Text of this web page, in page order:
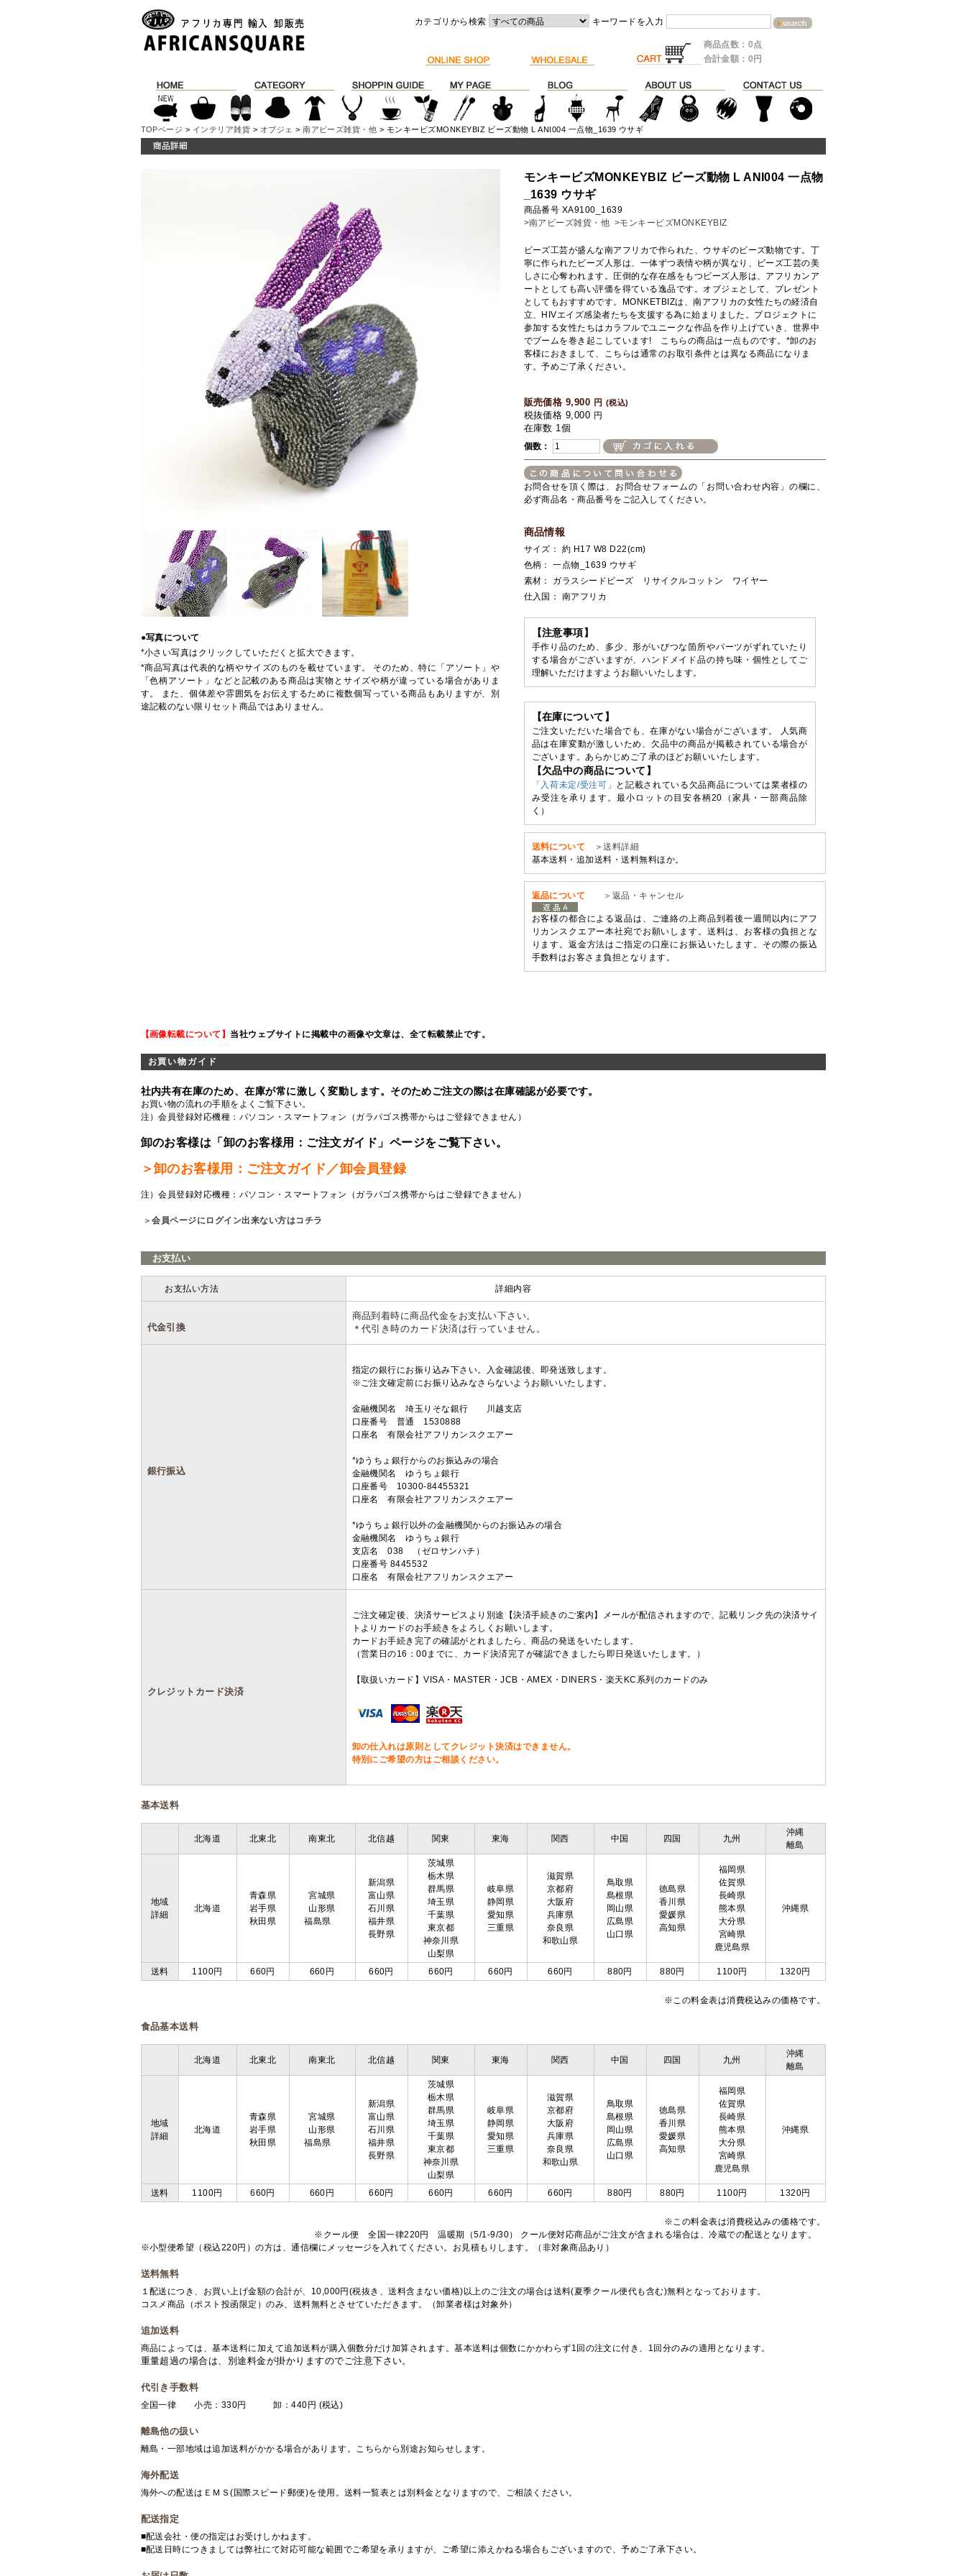
カテゴリから検索 キーワードを入力
商品点数：0点
合計金額：0円
TOPページ > インテリア雑貨 > オブジェ >南アビーズ雑貨・他 > モンキービズMONKEYBIZ ビーズ動物 L ANI004 一点物_1639 ウサギ
●写真について
*小さい写真はクリックしていただくと拡大できます。
*商品写真は代表的な柄やサイズのものを載せています。 そのため、特に「アソート」や
「色柄アソート」などと記載のある商品は実物とサイズや柄が違っている場合がありま
す。 また、個体差や雰囲気をお伝えするために複数個写っている商品もありますが、別
途記載のない限りセット商品ではありません。
モンキービズMONKEYBIZ ビーズ動物 L ANI004 一点物
_1639 ウサギ
商品番号 XA9100_1639
>南アビーズ雑貨・他 >モンキービズMONKEYBIZ
ビーズ工芸が盛んな南アフリカで作られた、ウサギのビーズ動物です。丁
寧に作られたビーズ人形は、一体ずつ表情や柄が異なり、ビーズ工芸の美
しさに心奪われます。圧倒的な存在感をもつビーズ人形は、アフリカンア
ートとしても高い評価を得ている逸品です。オブジェとして、プレゼント
としてもおすすめです。MONKETBIZは、南アフリカの女性たちの経済自
立、HIVエイズ感染者たちを支援する為に始まりました。プロジェクトに
参加する女性たちはカラフルでユニークな作品を作り上げていき、世界中
でブームを巻き起こしています! こちらの商品は一点ものです。*卸のお
客様におきまして、こちらは通常のお取引条件とは異なる商品になりま
す。予めご了承ください。
販売価格 9,900 円 (税込)
税抜価格 9,000 円
在庫数 1個
個数：
お問合せを頂く際は、お問合せフォームの「お問い合わせ内容」の欄に、
必ず商品名・商品番号をご記入してください。
商品情報
サイズ： 約 H17 W8 D22(cm)
色柄： 一点物_1639 ウサギ
素材： ガラスシードビーズ リサイクルコットン ワイヤー
仕入国： 南アフリカ
【注意事項】
手作り品のため、多少、形がいびつな箇所やパーツがずれていたり
する場合がございますが、ハンドメイド品の持ち味・個性としてご
理解いただけますようお願いいたします。
【在庫について】
ご注文いただいた場合でも、在庫がない場合がございます。 人気商
品は在庫変動が激しいため、欠品中の商品が掲載されている場合が
ございます。あらかじめご了承のほどお願いいたします。
【欠品中の商品について】
「入荷未定/受注可」
と記載されている欠品商品については業者様の
み受注を承ります。最小ロットの目安各柄20（家具・一部商品除
く）
送料について
＞送料詳細
基本送料・追加送料・送料無料ほか。
返品について ＞返品・キャンセル
お客様の都合による返品は、ご連絡の上商品到着後一週間以内にアフ
リカンスクエアー本社宛でお願いします。送料は、お客様の負担とな
ります。返金方法はご指定の口座にお振込いたします。その際の振込
手数料はお客さま負担となります。
【画像転載について】 当社ウェブサイトに掲載中の画像や文章は、全て転載禁止です。
お買い物ガイド
社内共有在庫のため、在庫が常に激しく変動します。そのためご注文の際は在庫確認が必要です。
お買い物の流れの手順をよくご覧下さい。
注）会員登録対応機種：パソコン・スマートフォン（ガラパゴス携帯からはご登録できません）
卸のお客様は「卸のお客様用：ご注文ガイド」ページをご覧下さい。
＞卸のお客様用：ご注文ガイド／卸会員登録
注）会員登録対応機種：パソコン・スマートフォン（ガラパゴス携帯からはご登録できません）
＞会員ページにログイン出来ない方はコチラ
お支払い
お支払い方法 詳細内容
代金引換
商品到着時に商品代金をお支払い下さい。
＊代引き時のカード決済は行っていません。
銀行振込
指定の銀行にお振り込み下さい。入金確認後、即発送致します。
※ご注文確定前にお振り込みなさらないようお願いいたします。
金融機関名 埼玉りそな銀行 川越支店
口座番号 普通 1530888
口座名 有限会社アフリカンスクエアー
*ゆうちょ銀行からのお振込みの場合
金融機関名 ゆうちょ銀行
口座番号 10300-84455321
口座名 有限会社アフリカンスクエアー
*ゆうちょ銀行以外の金融機関からのお振込みの場合
金融機関名 ゆうちょ銀行
支店名 038 （ゼロサンハチ）
口座番号 8445532
口座名 有限会社アフリカンスクエアー
クレジットカード決済
ご注文確定後、決済サービスより別途【決済手続きのご案内】メールが配信されますので、記載リンク先の決済サイ
トよりカードのお手続きをよろしくお願いします。
カードお手続き完了の確認がとれましたら、商品の発送をいたします。
（営業日の16：00までに、カード決済完了が確認できましたら即日発送いたします。）
【取扱いカード】VISA・MASTER・JCB・AMEX・DINERS・楽天KC系列のカードのみ
卸の仕入れは原則としてクレジット決済はできません。
特別にご希望の方はご相談ください。
基本送料
北海道 北東北 南東北 北信越 関東 東海 関西 中国 四国 九州
沖縄
離島
地域
詳細
北海道
青森県
岩手県
秋田県
宮城県
山形県
福島県
新潟県
富山県
石川県
福井県
長野県
茨城県
栃木県
群馬県
埼玉県
千葉県
東京都
神奈川県
山梨県
岐阜県
静岡県
愛知県
三重県
滋賀県
京都府
大阪府
兵庫県
奈良県
和歌山県
鳥取県
島根県
岡山県
広島県
山口県
徳島県
香川県
愛媛県
高知県
福岡県
佐賀県
長崎県
熊本県
大分県
宮崎県
鹿児島県
沖縄県
送料 1100円 660円 660円 660円 660円 660円 660円 880円 880円 1100円 1320円
※この料金表は消費税込みの価格です。
食品基本送料
北海道 北東北 南東北 北信越 関東 東海 関西 中国 四国 九州
沖縄
離島
地域
詳細
北海道
青森県
岩手県
秋田県
宮城県
山形県
福島県
新潟県
富山県
石川県
福井県
長野県
茨城県
栃木県
群馬県
埼玉県
千葉県
東京都
神奈川県
山梨県
岐阜県
静岡県
愛知県
三重県
滋賀県
京都府
大阪府
兵庫県
奈良県
和歌山県
鳥取県
島根県
岡山県
広島県
山口県
徳島県
香川県
愛媛県
高知県
福岡県
佐賀県
長崎県
熊本県
大分県
宮崎県
鹿児島県
沖縄県
送料 1100円 660円 660円 660円 660円 660円 660円 880円 880円 1100円 1320円
※この料金表は消費税込みの価格です。
※クール便 全国一律220円 温暖期（5/1-9/30） クール便対応商品がご注文が含まれる場合は、冷蔵での配送となります。
※小型便希望（税込220円）の方は、通信欄にメッセージを入れてください。お見積もりします。（非対象商品あり）
送料無料
１配送につき、お買い上げ金額の合計が、10,000円(税抜き、送料含まない価格)以上のご注文の場合は送料(夏季クール便代も含む)無料となっております。
コスメ商品（ポスト投函限定）のみ、送料無料とさせていただきます。（卸業者様は対象外）
追加送料
商品によっては、基本送料に加えて追加送料が購入個数分だけ加算されます。基本送料は個数にかかわらず1回の注文に付き、1回分のみの適用となります。
重量超過の場合は、別途料金が掛かりますのでご注意下さい。
代引き手数料
全国一律 小売：330円 卸：440円 (税込)
離島他の扱い
離島・一部地域は追加送料がかかる場合があります。こちらから別途お知らせします。
海外配送
海外への配送はＥＭＳ(国際スピード郵便)を使用。送料一覧表とは別料金となりますので、ご相談ください。
配送指定
■配送会社・便の指定はお受けしかねます。
■配送日時につきましては弊社にて対応可能な範囲でご希望を承りますが、ご希望に添えかねる場合もございますので、予めご了承下さい。